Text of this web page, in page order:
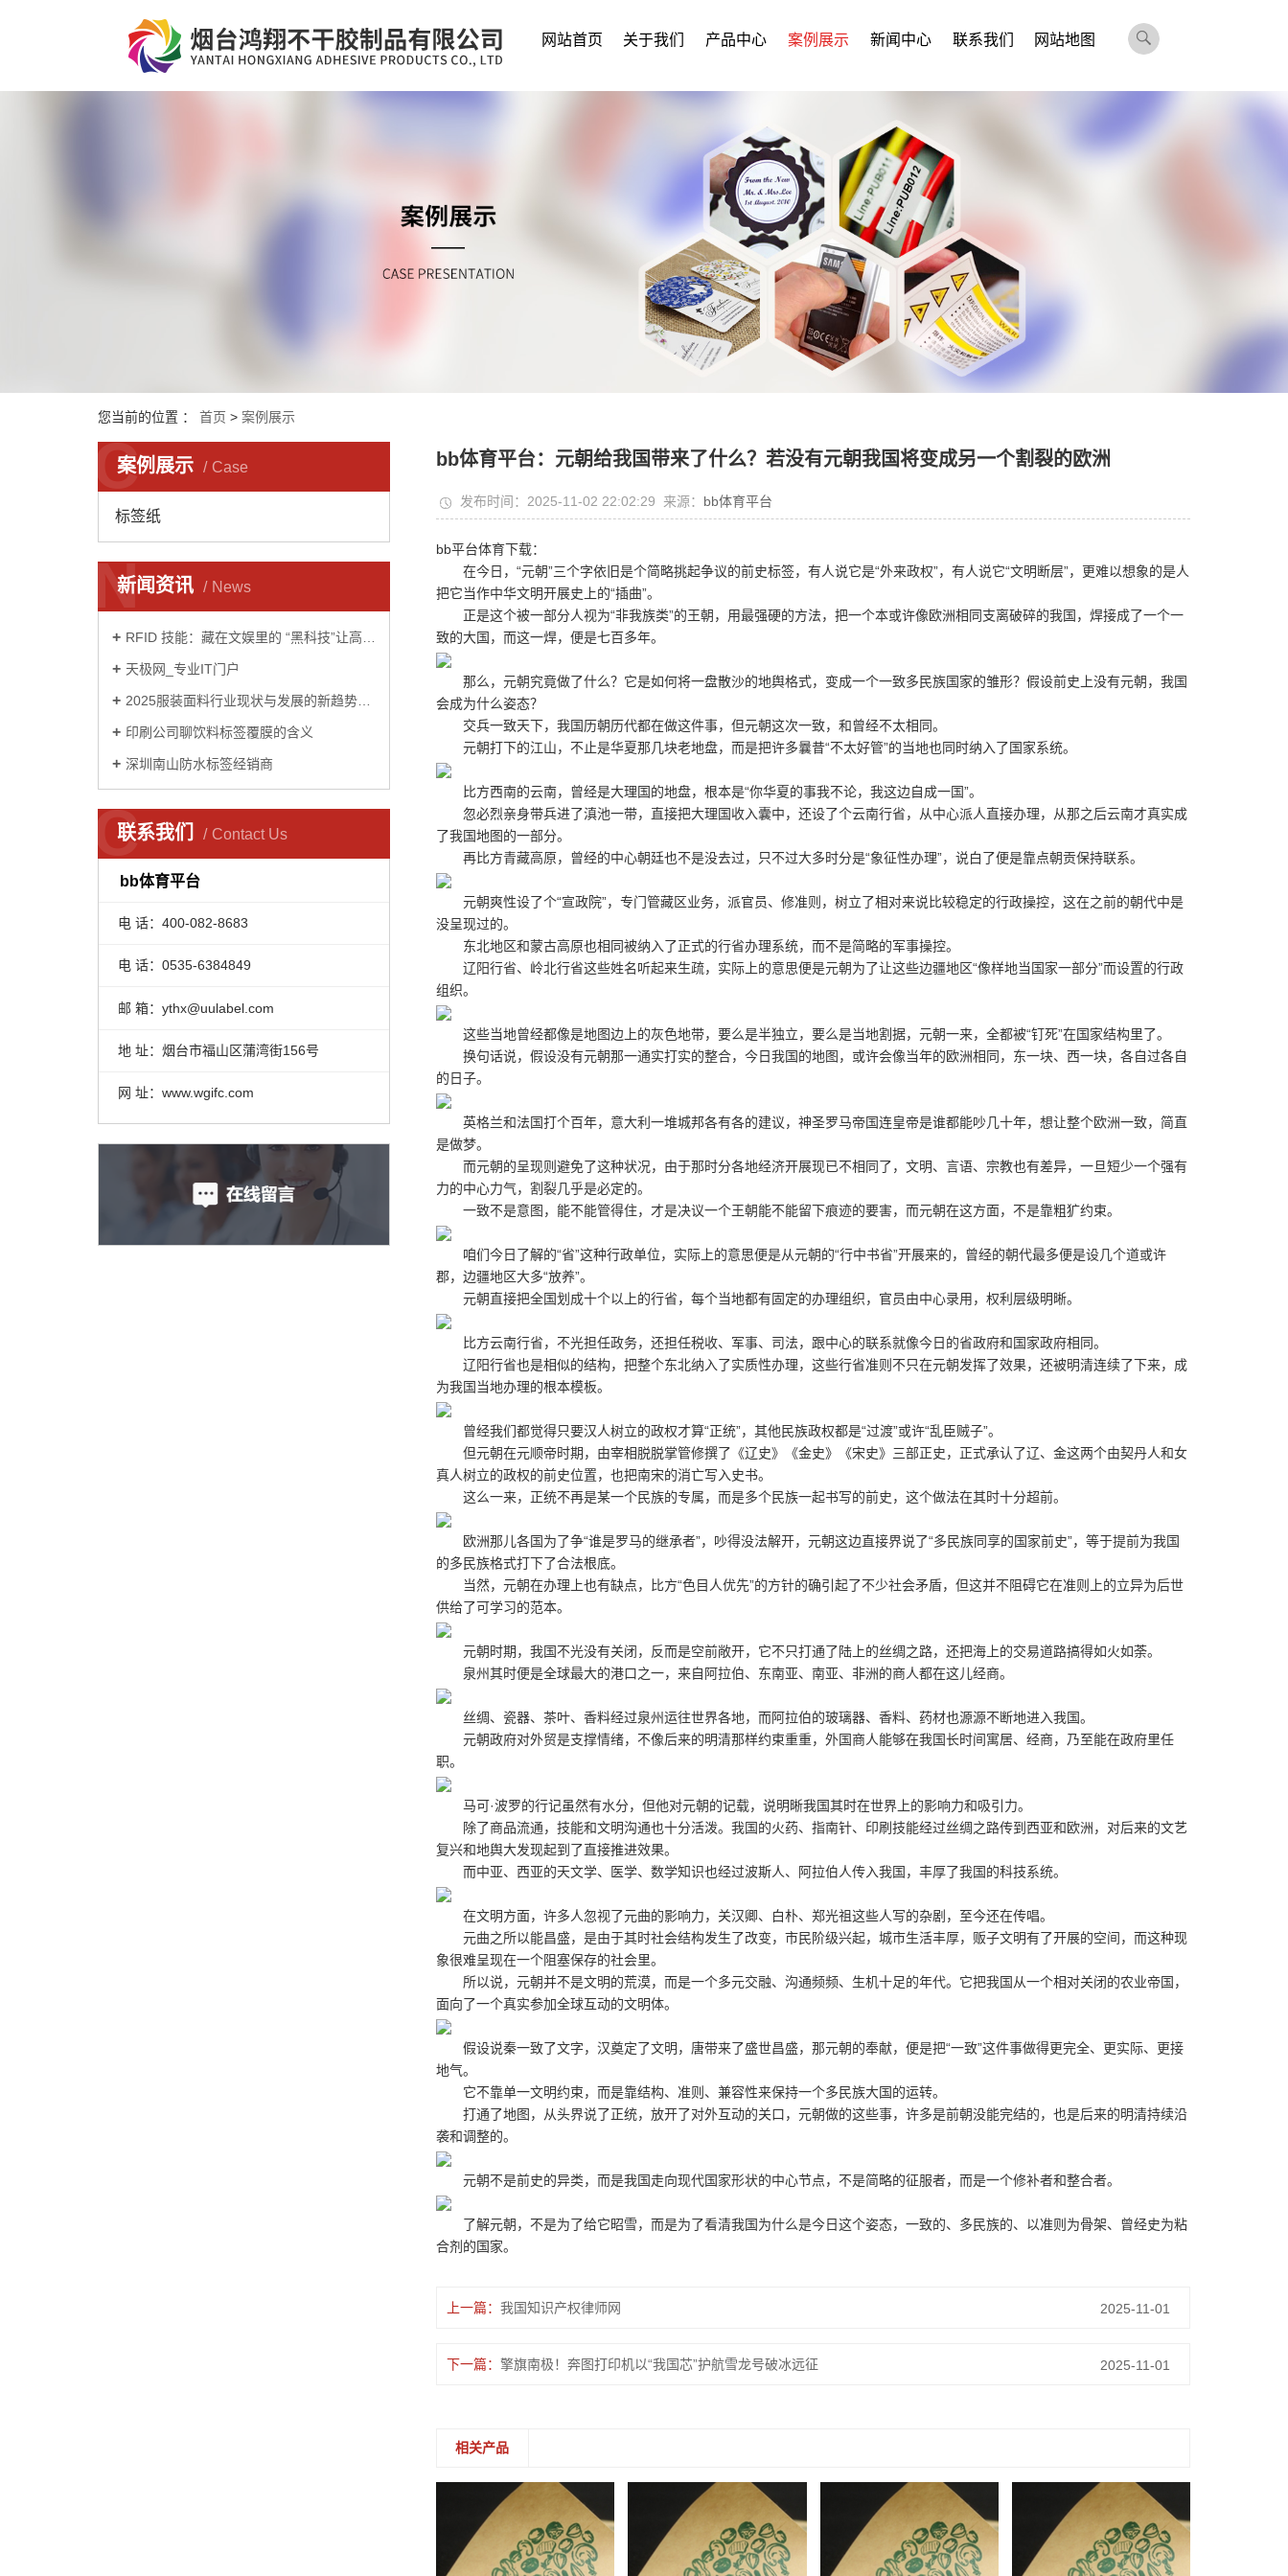
网站首页 关于我们 产品中心 案例展示 新闻中心 联系我们 网站地图
您当前的位置 ： 首页 > 案例展示
案例展示 Case
C
标签纸
新闻资讯 News
N
RFID 技能：藏在文娱里的 “黑科技”让高兴再晋级
天极网_专业IT门户
2025服装面料行业现状与发展的新趋势及前景预测分析
印刷公司聊饮料标签覆膜的含义
深圳南山防水标签经销商
联系我们 Contact Us
C
bb体育平台
电 话：400-082-8683
电 话：0535-6384849
邮 箱：ythx@uulabel.com
地 址：烟台市福山区蒲湾街156号
网 址：www.wgifc.com
bb体育平台：元朝给我国带来了什么？若没有元朝我国将变成另一个割裂的欧洲
发布时间：2025-11-02 22:02:29 来源： bb体育平台
bb平台体育下载：
在今日，“元朝”三个字依旧是个简略挑起争议的前史标签，有人说它是“外来政权”，有人说它“文明断层”，更难以想象的是人
把它当作中华文明开展史上的“插曲”。
正是这个被一部分人视为“非我族类”的王朝，用最强硬的方法，把一个本或许像欧洲相同支离破碎的我国，焊接成了一个一
致的大国，而这一焊，便是七百多年。
那么，元朝究竟做了什么？它是如何将一盘散沙的地舆格式，变成一个一致多民族国家的雏形？假设前史上没有元朝，我国
会成为什么姿态？
交兵一致天下，我国历朝历代都在做这件事，但元朝这次一致，和曾经不太相同。
元朝打下的江山，不止是华夏那几块老地盘，而是把许多曩昔“不太好管”的当地也同时纳入了国家系统。
比方西南的云南，曾经是大理国的地盘，根本是“你华夏的事我不论，我这边自成一国”。
忽必烈亲身带兵进了滇池一带，直接把大理国收入囊中，还设了个云南行省，从中心派人直接办理，从那之后云南才真实成
了我国地图的一部分。
再比方青藏高原，曾经的中心朝廷也不是没去过，只不过大多时分是“象征性办理”，说白了便是靠点朝贡保持联系。
元朝爽性设了个“宣政院”，专门管藏区业务，派官员、修准则，树立了相对来说比较稳定的行政操控，这在之前的朝代中是
没呈现过的。
东北地区和蒙古高原也相同被纳入了正式的行省办理系统，而不是简略的军事操控。
辽阳行省、岭北行省这些姓名听起来生疏，实际上的意思便是元朝为了让这些边疆地区“像样地当国家一部分”而设置的行政
组织。
这些当地曾经都像是地图边上的灰色地带，要么是半独立，要么是当地割据，元朝一来，全都被“钉死”在国家结构里了。
换句话说，假设没有元朝那一通实打实的整合，今日我国的地图，或许会像当年的欧洲相同，东一块、西一块，各自过各自
的日子。
英格兰和法国打个百年，意大利一堆城邦各有各的建议，神圣罗马帝国连皇帝是谁都能吵几十年，想让整个欧洲一致，简直
是做梦。
而元朝的呈现则避免了这种状况，由于那时分各地经济开展现已不相同了，文明、言语、宗教也有差异，一旦短少一个强有
力的中心力气，割裂几乎是必定的。
一致不是意图，能不能管得住，才是决议一个王朝能不能留下痕迹的要害，而元朝在这方面，不是靠粗犷约束。
咱们今日了解的“省”这种行政单位，实际上的意思便是从元朝的“行中书省”开展来的，曾经的朝代最多便是设几个道或许
郡，边疆地区大多“放养”。
元朝直接把全国划成十个以上的行省，每个当地都有固定的办理组织，官员由中心录用，权利层级明晰。
比方云南行省，不光担任政务，还担任税收、军事、司法，跟中心的联系就像今日的省政府和国家政府相同。
辽阳行省也是相似的结构，把整个东北纳入了实质性办理，这些行省准则不只在元朝发挥了效果，还被明清连续了下来，成
为我国当地办理的根本模板。
曾经我们都觉得只要汉人树立的政权才算“正统”，其他民族政权都是“过渡”或许“乱臣贼子”。
但元朝在元顺帝时期，由宰相脱脱掌管修撰了《辽史》《金史》《宋史》三部正史，正式承认了辽、金这两个由契丹人和女
真人树立的政权的前史位置，也把南宋的消亡写入史书。
这么一来，正统不再是某一个民族的专属，而是多个民族一起书写的前史，这个做法在其时十分超前。
欧洲那儿各国为了争“谁是罗马的继承者”，吵得没法解开，元朝这边直接界说了“多民族同享的国家前史”，等于提前为我国
的多民族格式打下了合法根底。
当然，元朝在办理上也有缺点，比方“色目人优先”的方针的确引起了不少社会矛盾，但这并不阻碍它在准则上的立异为后世
供给了可学习的范本。
元朝时期，我国不光没有关闭，反而是空前敞开，它不只打通了陆上的丝绸之路，还把海上的交易道路搞得如火如荼。
泉州其时便是全球最大的港口之一，来自阿拉伯、东南亚、南亚、非洲的商人都在这儿经商。
丝绸、瓷器、茶叶、香料经过泉州运往世界各地，而阿拉伯的玻璃器、香料、药材也源源不断地进入我国。
元朝政府对外贸是支撑情绪，不像后来的明清那样约束重重，外国商人能够在我国长时间寓居、经商，乃至能在政府里任
职。
马可·波罗的行记虽然有水分，但他对元朝的记载，说明晰我国其时在世界上的影响力和吸引力。
除了商品流通，技能和文明沟通也十分活泼。我国的火药、指南针、印刷技能经过丝绸之路传到西亚和欧洲，对后来的文艺
复兴和地舆大发现起到了直接推进效果。
而中亚、西亚的天文学、医学、数学知识也经过波斯人、阿拉伯人传入我国，丰厚了我国的科技系统。
在文明方面，许多人忽视了元曲的影响力，关汉卿、白朴、郑光祖这些人写的杂剧，至今还在传唱。
元曲之所以能昌盛，是由于其时社会结构发生了改变，市民阶级兴起，城市生活丰厚，贩子文明有了开展的空间，而这种现
象很难呈现在一个阻塞保存的社会里。
所以说，元朝并不是文明的荒漠，而是一个多元交融、沟通频频、生机十足的年代。它把我国从一个相对关闭的农业帝国，
面向了一个真实参加全球互动的文明体。
假设说秦一致了文字，汉奠定了文明，唐带来了盛世昌盛，那元朝的奉献，便是把“一致”这件事做得更完全、更实际、更接
地气。
它不靠单一文明约束，而是靠结构、准则、兼容性来保持一个多民族大国的运转。
打通了地图，从头界说了正统，放开了对外互动的关口，元朝做的这些事，许多是前朝没能完结的，也是后来的明清持续沿
袭和调整的。
元朝不是前史的异类，而是我国走向现代国家形状的中心节点，不是简略的征服者，而是一个修补者和整合者。
了解元朝，不是为了给它昭雪，而是为了看清我国为什么是今日这个姿态，一致的、多民族的、以准则为骨架、曾经史为粘
合剂的国家。
上一篇： 我国知识产权律师网 2025-11-01
下一篇： 擎旗南极！奔图打印机以“我国芯”护航雪龙号破冰远征 2025-11-01
相关产品